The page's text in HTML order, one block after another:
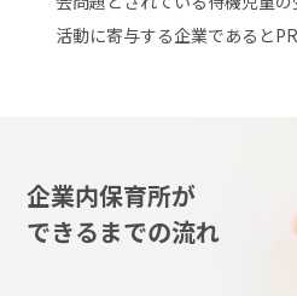
活動に寄与する企業であると
企業内保育所が
できるまでの流れ